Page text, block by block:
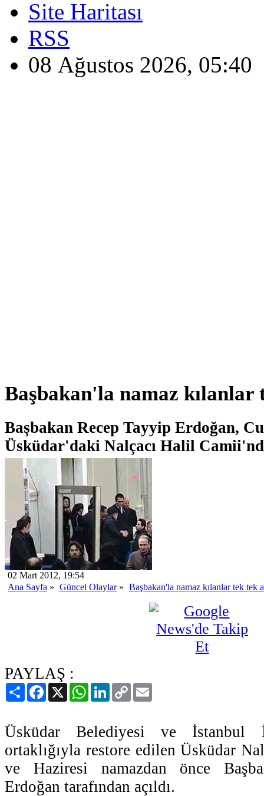
Site Haritası
RSS
08 Ağustos 2026, 05:40
Başbakan'la namaz kılanlar
Başbakan Recep Tayyip Erdoğan,
Üsküdar'daki Nalçacı Halil
02 Mart 2012, 19:54
Ana Sayfa » Güncel Olaylar» Başbakan'la namaz kılanlar tek tek
PAYLAŞ :
PaylaşFacebook
X WhatsAppLinkedIn
Copy
Link
Üsküdar Belediyesi ve İstanbul
ortaklığıyla restore edilen Üsküdar
ve Haziresi namazdan önce
Erdoğan tarafından açıldı.